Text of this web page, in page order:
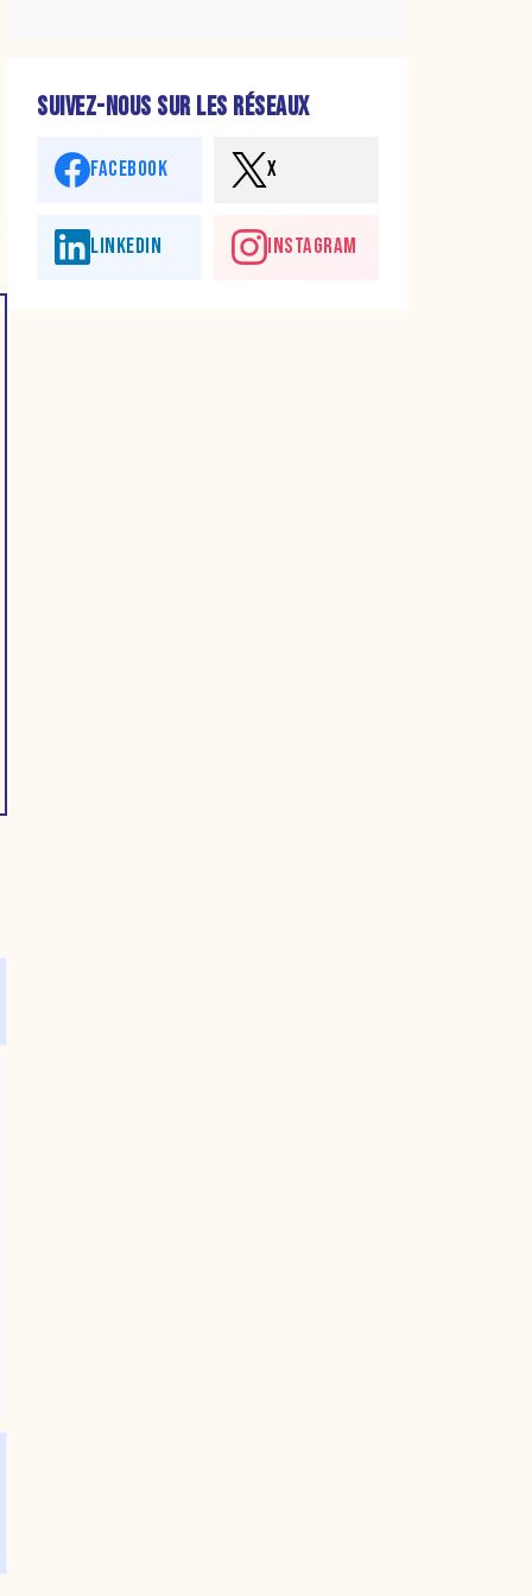
SUIVEZ-NOUS SUR LES RÉSEAUX
FACEBOOK X
LINKEDIN INSTAGRAM